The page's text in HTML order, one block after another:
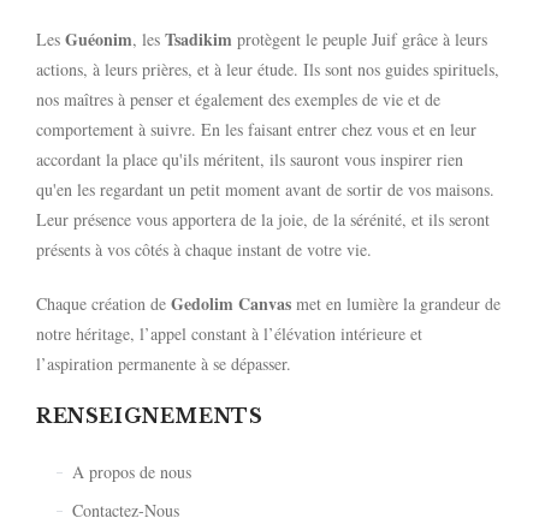
Les Guéonim, les Tsadikim protègent le peuple Juif grâce à leurs
actions, à leurs prières, et à leur étude. Ils sont nos guides spirituels,
nos maîtres à penser et également des exemples de vie et de
comportement à suivre. En les faisant entrer chez vous et en leur
accordant la place qu'ils méritent, ils sauront vous inspirer rien
qu'en les regardant un petit moment avant de sortir de vos maisons.
Leur présence vous apportera de la joie, de la sérénité, et ils seront
présents à vos côtés à chaque instant de votre vie.
Chaque création de Gedolim Canvas met en lumière la grandeur de
notre héritage, l’appel constant à l’élévation intérieure et
l’aspiration permanente à se dépasser.
RENSEIGNEMENTS
A propos de nous
Contactez-Nous